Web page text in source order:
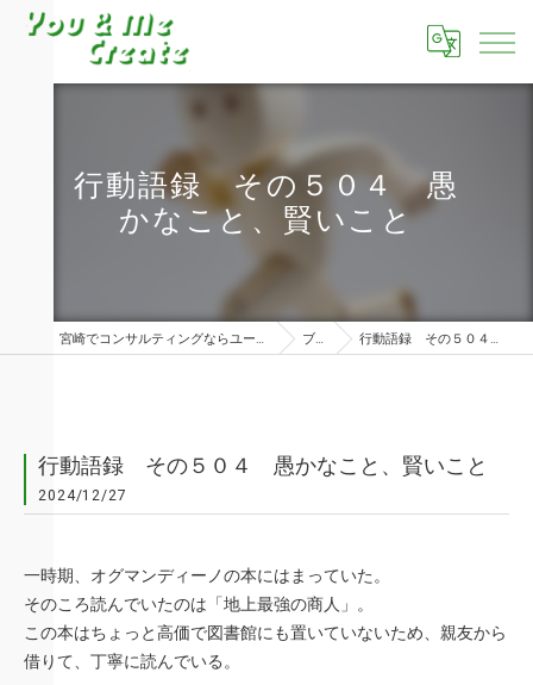
行動語録 その５０４ 愚
かなこと、賢いこと
宮崎でコンサルティングならユーアンドミークリエイト株式会社 ブログ 行動語録 その５０４ 愚かなこと、賢いこと
行動語録 その５０４ 愚かなこと、賢いこと
2024/12/27
一時期、オグマンディーノの本にはまっていた。
そのころ読んでいたのは「地上最強の商人」。
この本はちょっと高価で図書館にも置いていないため、親友から
借りて、丁寧に読んでいる。